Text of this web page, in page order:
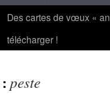
Des cartes de vœux «
télécharger !
peste